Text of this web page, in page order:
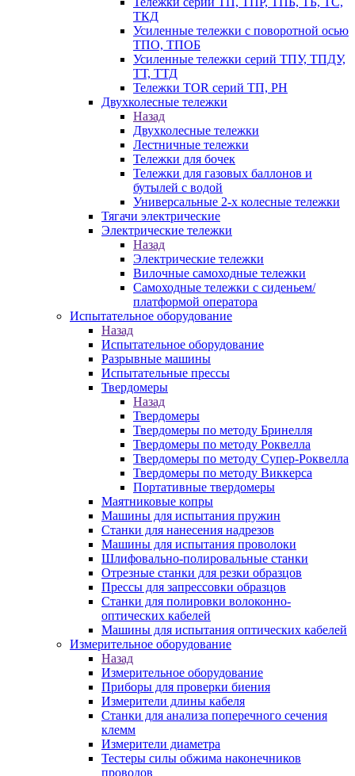
ТКД
Усиленные тележки с поворотной осью
ТПО, ТПОБ
Усиленные тележки серий ТПУ, ТПДУ,
ТТ, ТТД
Тележки TOR серий ТП, PH
Двухколесные тележки
Назад
Двухколесные тележки
Лестничные тележки
Тележки для бочек
Тележки для газовых баллонов и
бутылей с водой
Универсальные 2-х колесные тележки
Тягачи электрические
Электрические тележки
Назад
Электрические тележки
Вилочные самоходные тележки
Самоходные тележки с сиденьем/
платформой оператора
Испытательное оборудование
Назад
Испытательное оборудование
Разрывные машины
Испытательные прессы
Твердомеры
Назад
Твердомеры
Твердомеры по методу Бринелля
Твердомеры по методу Роквелла
Твердомеры по методу Супер-Роквелла
Твердомеры по методу Виккерса
Портативные твердомеры
Маятниковые копры
Машины для испытания пружин
Станки для нанесения надрезов
Машины для испытания проволоки
Шлифовально-полировальные станки
Отрезные станки для резки образцов
Прессы для запрессовки образцов
Станки для полировки волоконно-
оптических кабелей
Машины для испытания оптических кабелей
Измерительное оборудование
Назад
Измерительное оборудование
Приборы для проверки биения
Измерители длины кабеля
Станки для анализа поперечного сечения
клемм
Измерители диаметра
Тестеры силы обжима наконечников
проводов